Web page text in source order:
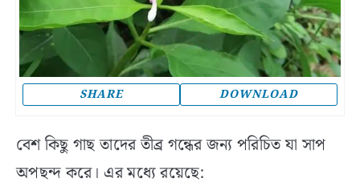
SHARE DOWNLOAD
বেশ কিছু গাছ তাদের তীব্র গন্ধের জন্য পরিচিত যা সাপ
অপছন্দ করে। এর মধ্যে রয়েছে: